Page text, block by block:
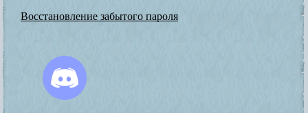
Восстановление забытого пароля